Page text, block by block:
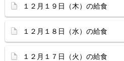
１２月１９日（木）の給食
１２月１８日（水）の給食
１２月１７日（火）の給食